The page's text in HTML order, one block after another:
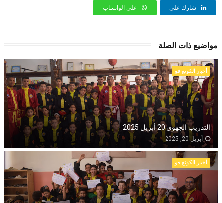
شارك على على الواتساب
مواضيع ذات الصلة
أخبار الكونغ فو
التدريب الجهوي 20 أبريل 2025
أبريل 20, 2025
أخبار الكونغ فو